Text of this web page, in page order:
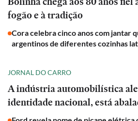
fogão e à tradição
Cora celebra cinco anos com jantar
argentinos de diferentes cozinhas
JORNAL DO CARRO
A indústria automobilística
identidade nacional, está